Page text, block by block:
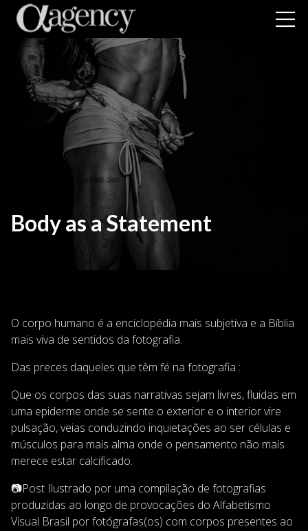
Body as a Statement
O corpo humano é a enciclopédia mais subjetiva e a Bíblia
mais viva de sentidos da fotografia.
Das preces daqueles que têm fé na fotografia :
Que os corpos das suas narrativas sejam livres, fluidas em
uma epiderme onde se sente o exterior e o interior vire
pulsação, veias conduzindo inquietações ao ser células e
músculos para mais alma onde o pensamento não mais
merece estar calcificado.
📷Post Ilustrado por uma compilação de fotografias
produzidas ao longo de provocações do Alfabetismo
Visual Brasil por fotógrafas(os) com corpos presentes ao